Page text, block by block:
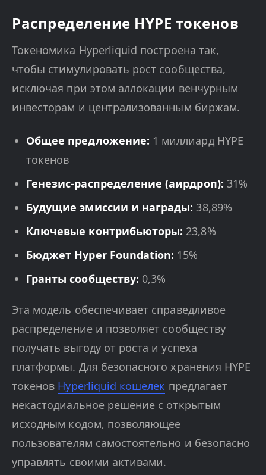
Распределение HYPE токенов
Токеномика Hyperliquid построена так,
чтобы стимулировать рост сообщества,
исключая при этом аллокации венчурным
инвесторам и централизованным биржам.
Общее предложение: 1 миллиард HYPE
токенов
Генезис-распределение (аирдроп): 31%
Будущие эмиссии и награды: 38,89%
Ключевые контрибьюторы: 23,8%
Бюджет Hyper Foundation: 15%
Гранты сообществу: 0,3%
Эта модель обеспечивает справедливое
распределение и позволяет сообществу
получать выгоду от роста и успеха
платформы. Для безопасного хранения HYPE
токенов Hyperliquid кошелек предлагает
некастодиальное решение с открытым
исходным кодом, позволяющее
пользователям самостоятельно и безопасно
управлять своими активами.